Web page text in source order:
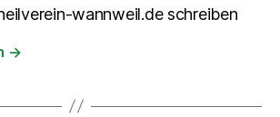
wannweil.de schreiben
→